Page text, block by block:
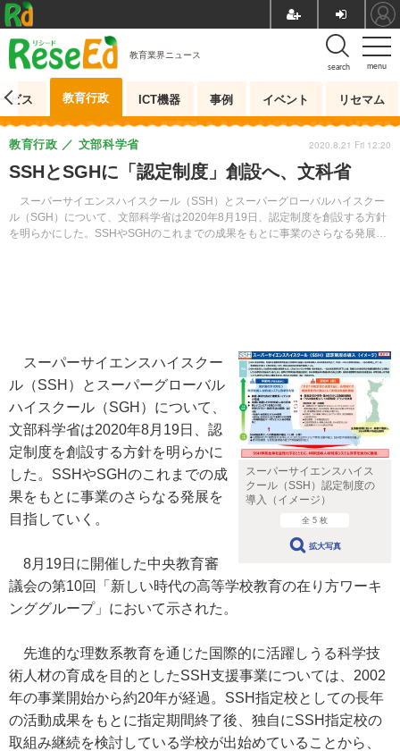
menu
search
教育業界ニュース
ビス 教育行政 ICT機器 事例 イベント リセマム
SSHとSGHに「認定制度」創設へ、文科省
スーパーサイエンスハイスクール（SSH）とスーパーグローバルハイスクー
ル（SGH）について、文部科学省は2020年8月19日、認定制度を創設する方針
を明らかにした。SSHやSGHのこれまでの成果をもとに事業のさらなる発展を
教育行政 文部科学省 2020.8.21 Fri 12:20
スーパーサイエンスハイス
クール（SSH）認定制度の
導入（イメージ）
全 5 枚
拡大写真
スーパーサイエンスハイスクー
ル（SSH）とスーパーグローバル
ハイスクール（SGH）について、
文部科学省は2020年8月19日、認
定制度を創設する方針を明らかに
した。SSHやSGHのこれまでの成
果をもとに事業のさらなる発展を
目指していく。
8月19日に開催した中央教育審
議会の第10回「新しい時代の高等学校教育の在り方ワーキ
ンググループ」において示された。
先進的な理数系教育を通じた国際的に活躍しうる科学技
術人材の育成を目的としたSSH支援事業については、2002
年の事業開始から約20年が経過。SSH指定校としての長年
の活動成果をもとに指定期間終了後、独自にSSH指定校の
取組み継続を検討している学校が出始めていることから、